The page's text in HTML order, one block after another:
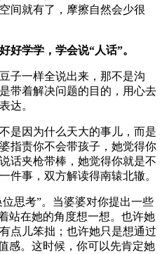
间就有了，摩擦自然会少很
好学学，学会说“人话”。
子一样全说出来，那不是沟
带着解决问题的目的，用心去
达。
是因为什么天大的事儿，而是
指责你不会带孩子，她觉得你
话夹枪带棒，她觉得你就是不
件事，双方解读得南辕北辙。
思考”。当婆婆对你提出一些
站在她的角度想一想。也许她
点儿笨拙；也许她只是想通过
感。这时候，你可以先肯定她